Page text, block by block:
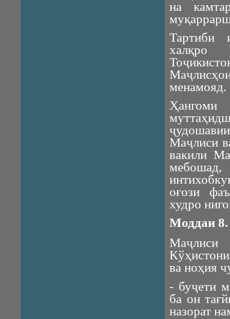
на
Тартиби
халқро
менамояд.
Маҷлиси
вакили
оғози
худро
Моддаи
ва ноҳия
- буҷети
ба он
назорат